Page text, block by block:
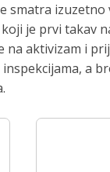
smatra
je prvi takav
aktivizam i
a